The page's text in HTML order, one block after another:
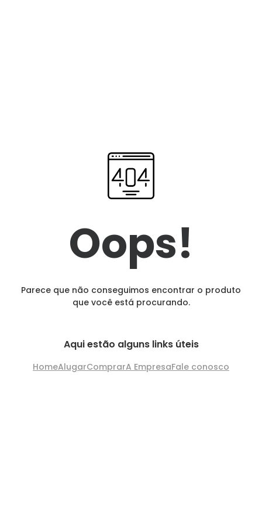
Oops!
Parece que não conseguimos encontrar o produto
que você está procurando.
Aqui estão alguns links úteis
HomeAlugarComprarA EmpresaFale conosco